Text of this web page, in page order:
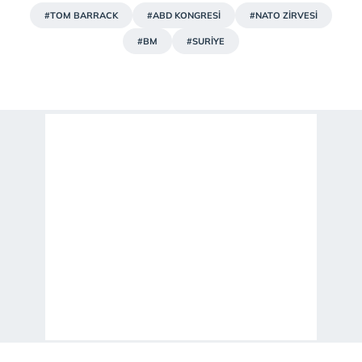
#TOM BARRACK #ABD KONGRESİ #NATO ZİRVESİ
#BM #SURİYE